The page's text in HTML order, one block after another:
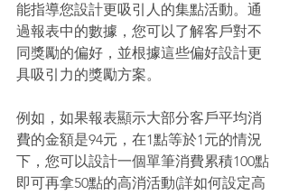
能指導您設計更吸引人的集點活動。通
過報表中的數據，您可以了解客戶對不
同獎勵的偏好，並根據這些偏好設計更
具吸引力的獎勵方案。
例如，如果報表顯示大部分客戶平均消
費的金額是94元，在1點等於1元的情況
下，您可以設計一個單筆消費累積100點
即可再拿50點的高消活動(詳如何設定高